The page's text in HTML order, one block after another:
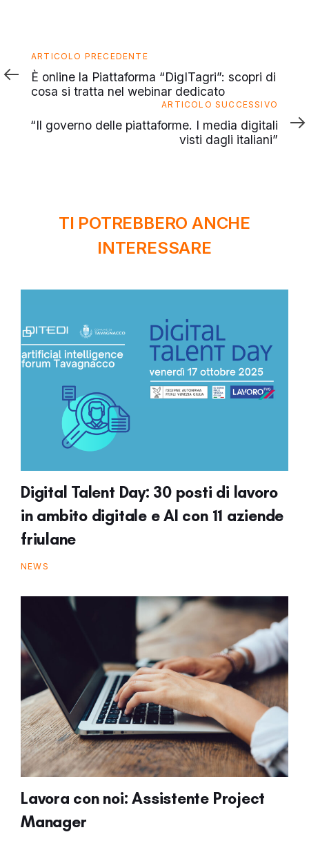
Articolo
precedente
ARTICOLO PRECEDENTE
È online la Piattaforma “DigITagri”: scopri di
cosa si tratta nel webinar dedicato
successivo
ARTICOLO SUCCESSIVO
“Il governo delle piattaforme. I media digitali
visti dagli italiani”
TI POTREBBERO ANCHE
INTERESSARE
Digital Talent Day: 30 posti di lavoro
in ambito digitale e AI con 11 aziende
friulane
NEWS
Lavora con noi: Assistente Project
Manager